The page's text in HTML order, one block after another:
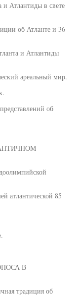
и Атлантиды в свете
об Атланте и 36
и Атлантиды
ареальный мир.
об
атлантической 85
В
традиция об